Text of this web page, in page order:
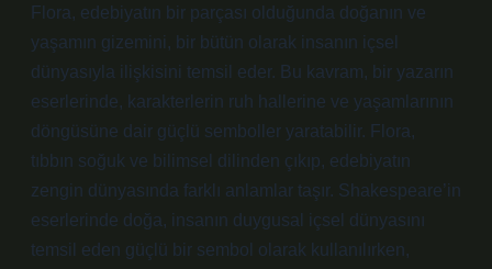
Flora, edebiyatın bir parçası olduğunda doğanın ve
yaşamın gizemini, bir bütün olarak insanın içsel
dünyasıyla ilişkisini temsil eder. Bu kavram, bir yazarın
eserlerinde, karakterlerin ruh hallerine ve yaşamlarının
döngüsüne dair güçlü semboller yaratabilir. Flora,
tıbbın soğuk ve bilimsel dilinden çıkıp, edebiyatın
zengin dünyasında farklı anlamlar taşır. Shakespeare’in
eserlerinde doğa, insanın duygusal içsel dünyasını
temsil eden güçlü bir sembol olarak kullanılırken,